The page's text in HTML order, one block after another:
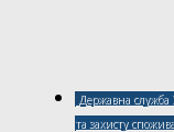
Державна служба
та захисту